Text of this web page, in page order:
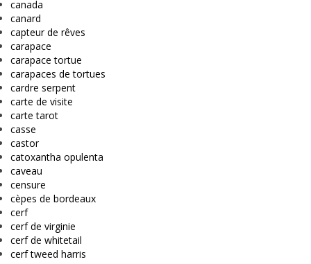
canada
canard
capteur de rêves
carapace
carapace tortue
carapaces de tortues
cardre serpent
carte de visite
carte tarot
casse
castor
catoxantha opulenta
caveau
censure
cèpes de bordeaux
cerf
cerf de virginie
cerf de whitetail
cerf tweed harris